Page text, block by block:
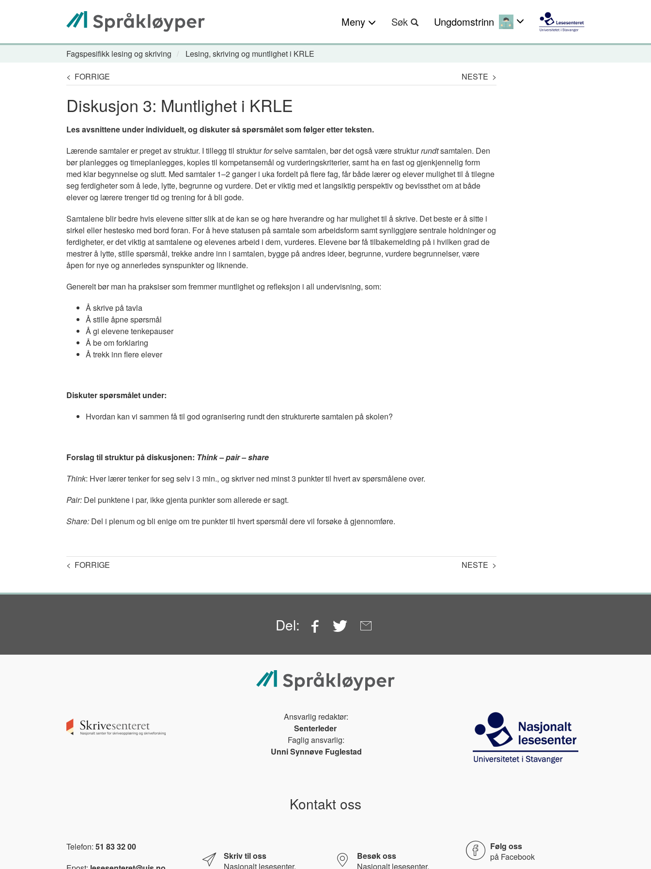
Meny Søk Ungdomstrinn
NavigasjonsstiFagspesifikk lesing og skriving Lesing, skriving og muntlighet i KRLE
< FORRIGE NESTE >
Diskusjon 3: Muntlighet i KRLE
Les avsnittene under individuelt, og diskuter så spørsmålet som følger etter teksten.
Lærende samtaler er preget av struktur. I tillegg til strukturforselve samtalen, bør det også være strukturrundtsamtalen. Den
bør planlegges og timeplanlegges, koples til kompetansemål og vurderingskriterier, samt ha en fast og gjenkjennelig form
med klar begynnelse og slutt. Med samtaler 1–2 ganger i uka fordelt på flere fag, får både lærer og elever mulighet til å tilegne
seg ferdigheter som å lede, lytte, begrunne og vurdere. Det er viktig med et langsiktig perspektiv og bevissthet om at både
elever og lærere trenger tid og trening for å bli gode.
Samtalene blir bedre hvis elevene sitter slik at de kan se og høre hverandre og har mulighet til å skrive. Det beste er å sitte i
sirkel eller hestesko med bord foran. For å heve statusen på samtale som arbeidsform samt synliggjøre sentrale holdninger og
ferdigheter, er det viktig at samtalene og elevenes arbeid i dem, vurderes. Elevene bør få tilbakemelding på i hvilken grad de
mestrer å lytte, stille spørsmål, trekke andre inn i samtalen, bygge på andres ideer, begrunne, vurdere begrunnelser, være
åpen for nye og annerledes synspunkter og liknende.
Generelt bør man ha praksiser som fremmer muntlighet og refleksjon i all undervisning, som:
Å skrive på tavla
Å stille åpne spørsmål
Å gi elevene tenkepauser
Å be om forklaring
Å trekk inn flere elever
Diskuter spørsmålet under:
Hvordan kan vi sammen få til god ogranisering rundt den strukturerte samtalen på skolen?
Forslag til struktur på diskusjonen: Think – pair – share
Think: Hver lærer tenker for seg selv i 3 min., og skriver ned minst 3 punkter til hvert av spørsmålene over.
Pair: Del punktene i par, ikke gjenta punkter som allerede er sagt.
Share: Del i plenum og bli enige om tre punkter til hvert spørsmål dere vil forsøke å gjennomføre.
< FORRIGE NESTE >
Del: Facebook
Twitter
Image
Ansvarlig redaktør:
Senterleder
Faglig ansvarlig:
Unni Synnøve Fuglestad
Image
Kontakt oss
Telefon: 51 83 32 00
Skriv til oss
Nasjonalt lesesenter,
Besøk oss
Nasjonalt lesesenter,
Følg oss
på Facebook